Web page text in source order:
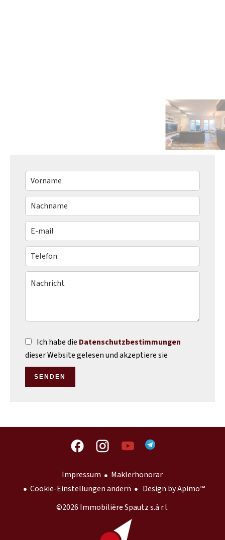
Ich habe die Datenschutzbestimmungen
dieser Website gelesen und akzeptiere sie
SENDEN
Impressum
Maklerhonorar
Cookie-Einstellungen ändern
Design byApimo™
©2026 Immobilière Spautz s.à r.l.